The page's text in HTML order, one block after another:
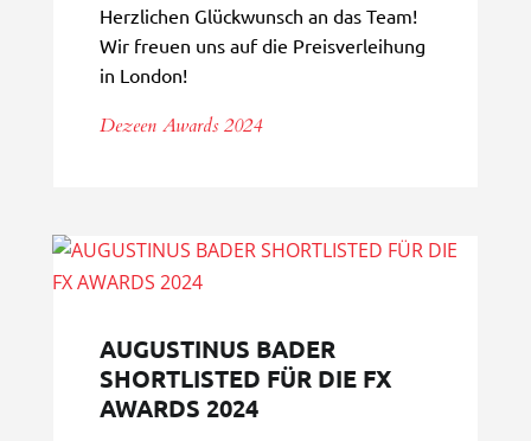
Herzlichen Glückwunsch an das Team!
Wir freuen uns auf die Preisverleihung
in London!
Dezeen Awards 2024
AUGUSTINUS BADER
SHORTLISTED FÜR DIE FX
AWARDS 2024